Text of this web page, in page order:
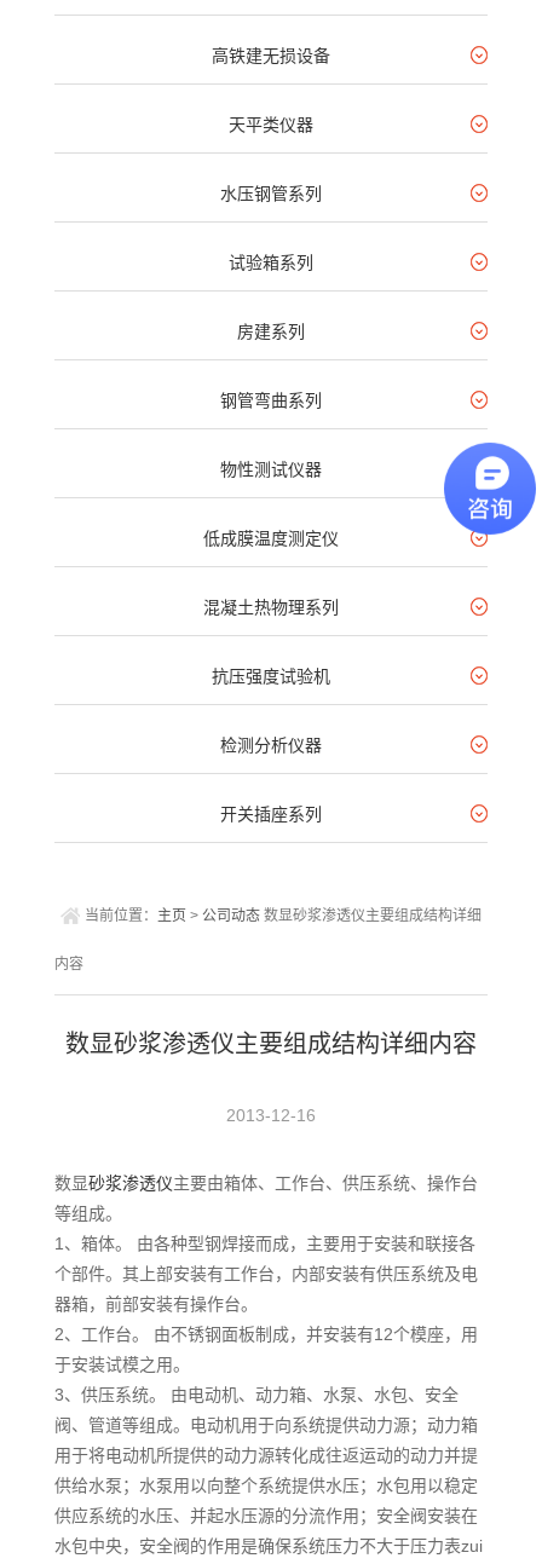
高铁建无损设备
天平类仪器
水压钢管系列
试验箱系列
房建系列
钢管弯曲系列
物性测试仪器
低成膜温度测定仪
混凝土热物理系列
抗压强度试验机
检测分析仪器
开关插座系列
当前位置： 主页 > 公司动态 数显砂浆渗透仪主要组成结构详细
内容
数显砂浆渗透仪主要组成结构详细内容
2013-12-16
数显砂浆渗透仪主要由箱体、工作台、供压系统、操作台
等组成。
1、箱体。 由各种型钢焊接而成，主要用于安装和联接各
个部件。其上部安装有工作台，内部安装有供压系统及电
器箱，前部安装有操作台。
2、工作台。 由不锈钢面板制成，并安装有12个模座，用
于安装试模之用。
3、供压系统。 由电动机、动力箱、水泵、水包、安全
阀、管道等组成。电动机用于向系统提供动力源；动力箱
用于将电动机所提供的动力源转化成往返运动的动力并提
供给水泵；水泵用以向整个系统提供水压；水包用以稳定
供应系统的水压、并起水压源的分流作用；安全阀安装在
水包中央，安全阀的作用是确保系统压力不大于压力表zui